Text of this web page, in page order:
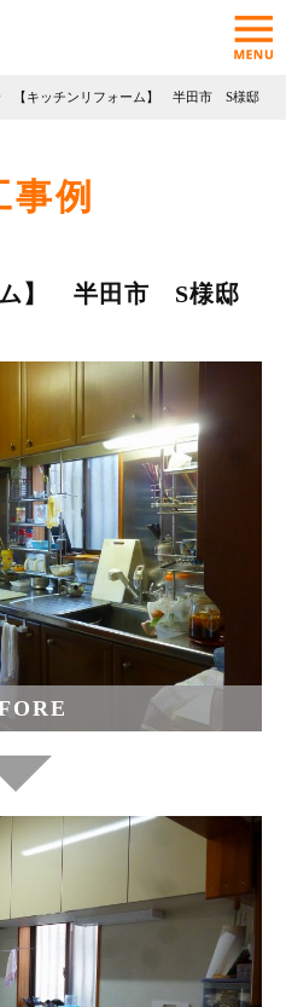
【キッチンリフォーム】 半田市 S様邸
事例
ム】 半田市 S様邸